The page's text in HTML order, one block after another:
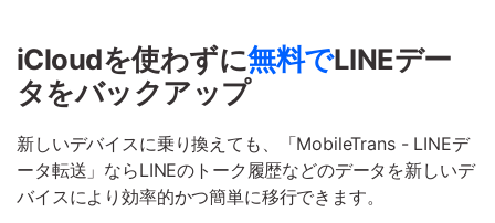
iCloudを使わずに無料でLINEデー
タをバックアップ
新しいデバイスに乗り換えても、「MobileTrans - LINEデ
ータ転送」ならLINEのトーク履歴などのデータを新しいデ
バイスにより効率的かつ簡単に移行できます。